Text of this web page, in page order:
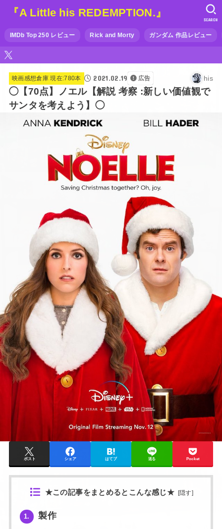
『A Little his REDEMPTION.』
IMDb Top 250 レビュー Rick and Morty ガンダム 作品レビュー
SEARCH
映画感想倉庫 現在:780本 2021.02.19 広告 his
◯【70点】ノエル【解説 考察 :新しい価値観で
サンタを考えよう】◯
ポスト シェア はてブ 送る Pocket
★この記事をまとめるとこんな感じ★ [隠す]
1. 製作